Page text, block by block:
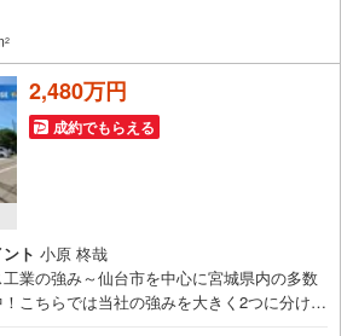
2
2,480万円
成約でもらえる
ト 小原 柊哉
業の強み～仙台市を中心に宮城県内の多数
こちらでは当社の強みを大きく2つに分けて